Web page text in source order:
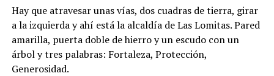
Hay que atravesar unas vías, dos cuadras de tierra, girar
a la izquierda y ahí está la alcaldía de Las Lomitas. Pared
amarilla, puerta doble de hierro y un escudo con un
árbol y tres palabras: Fortaleza, Protección,
Generosidad.